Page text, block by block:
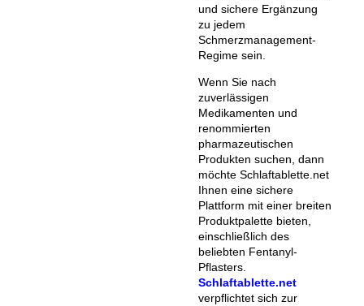
und sichere Ergänzung
zu jedem
Schmerzmanagement-
Regime sein.
Wenn Sie nach
zuverlässigen
Medikamenten und
renommierten
pharmazeutischen
Produkten suchen, dann
möchte Schlaftablette.net
Ihnen eine sichere
Plattform mit einer breiten
Produktpalette bieten,
einschließlich des
beliebten Fentanyl-
Pflasters.
Schlaftablette.net
verpflichtet sich zur